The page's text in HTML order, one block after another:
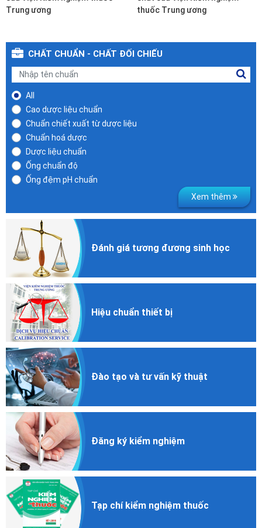
Trung ương
thuốc Trung ương
CHẤT CHUẨN - CHẤT ĐỐI CHIẾU
All
Cao dược liệu chuẩn
Chuẩn chiết xuất từ dược liệu
Chuẩn hoá dược
Dược liệu chuẩn
Ống chuẩn độ
Ống đệm pH chuẩn
Xem thêm
Đánh giá tương đương sinh học
Hiệu chuẩn thiết bị
Đào tạo và tư vấn kỹ thuật
Đăng ký kiểm nghiệm
Tạp chí kiểm nghiệm thuốc